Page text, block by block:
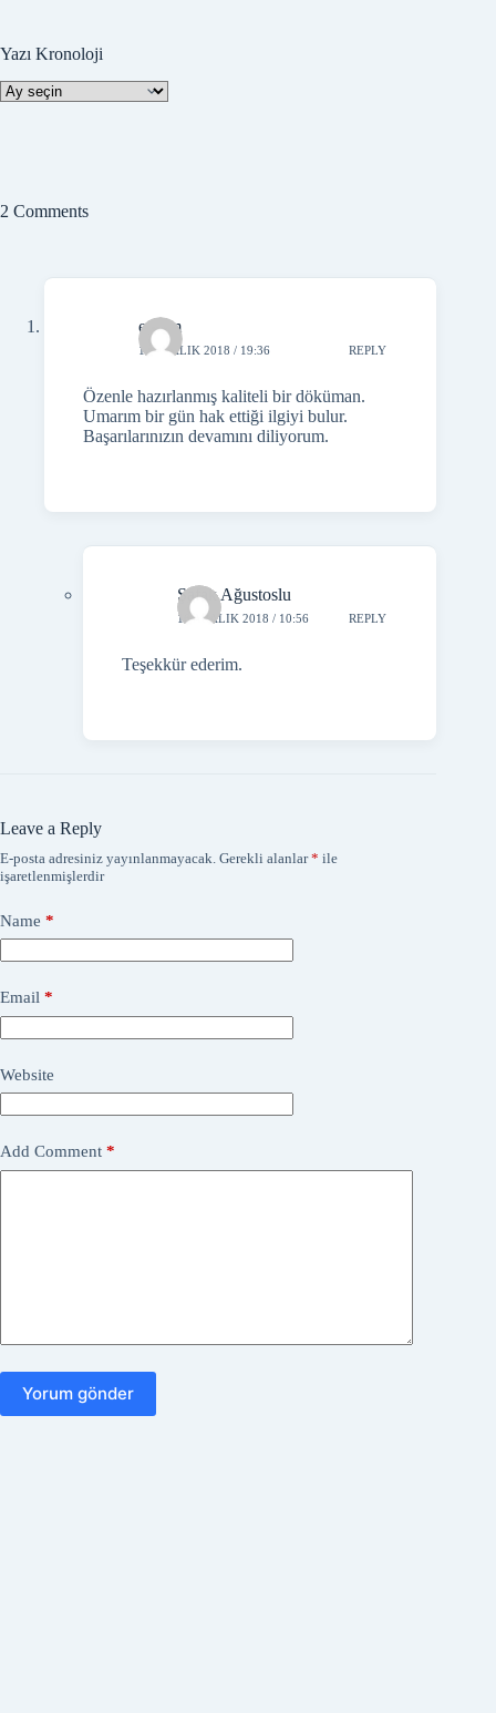
Yazı Kronoloji
Yazı
Kronoloji
2 Comments
erdem
10 ARALIK 2018 / 19:36 REPLY
Özenle hazırlanmış kaliteli bir döküman.
Umarım bir gün hak ettiği ilgiyi bulur.
Başarılarınızın devamını diliyorum.
Şafak Ağustoslu
16 ARALIK 2018 / 10:56 REPLY
Teşekkür ederim.
Leave a Reply
E-posta adresiniz yayınlanmayacak. Gerekli alanlar* ile
işaretlenmişlerdir
Name *
Email *
Website
Add Comment *
Yorum gönder